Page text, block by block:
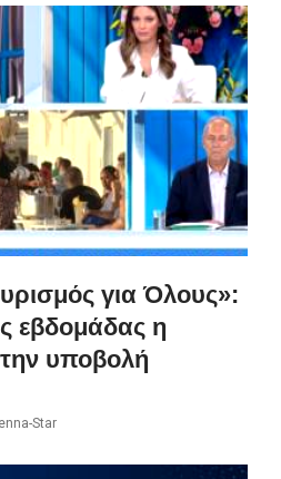
για Όλους»:
εβδομάδας η
υποβολή
Star